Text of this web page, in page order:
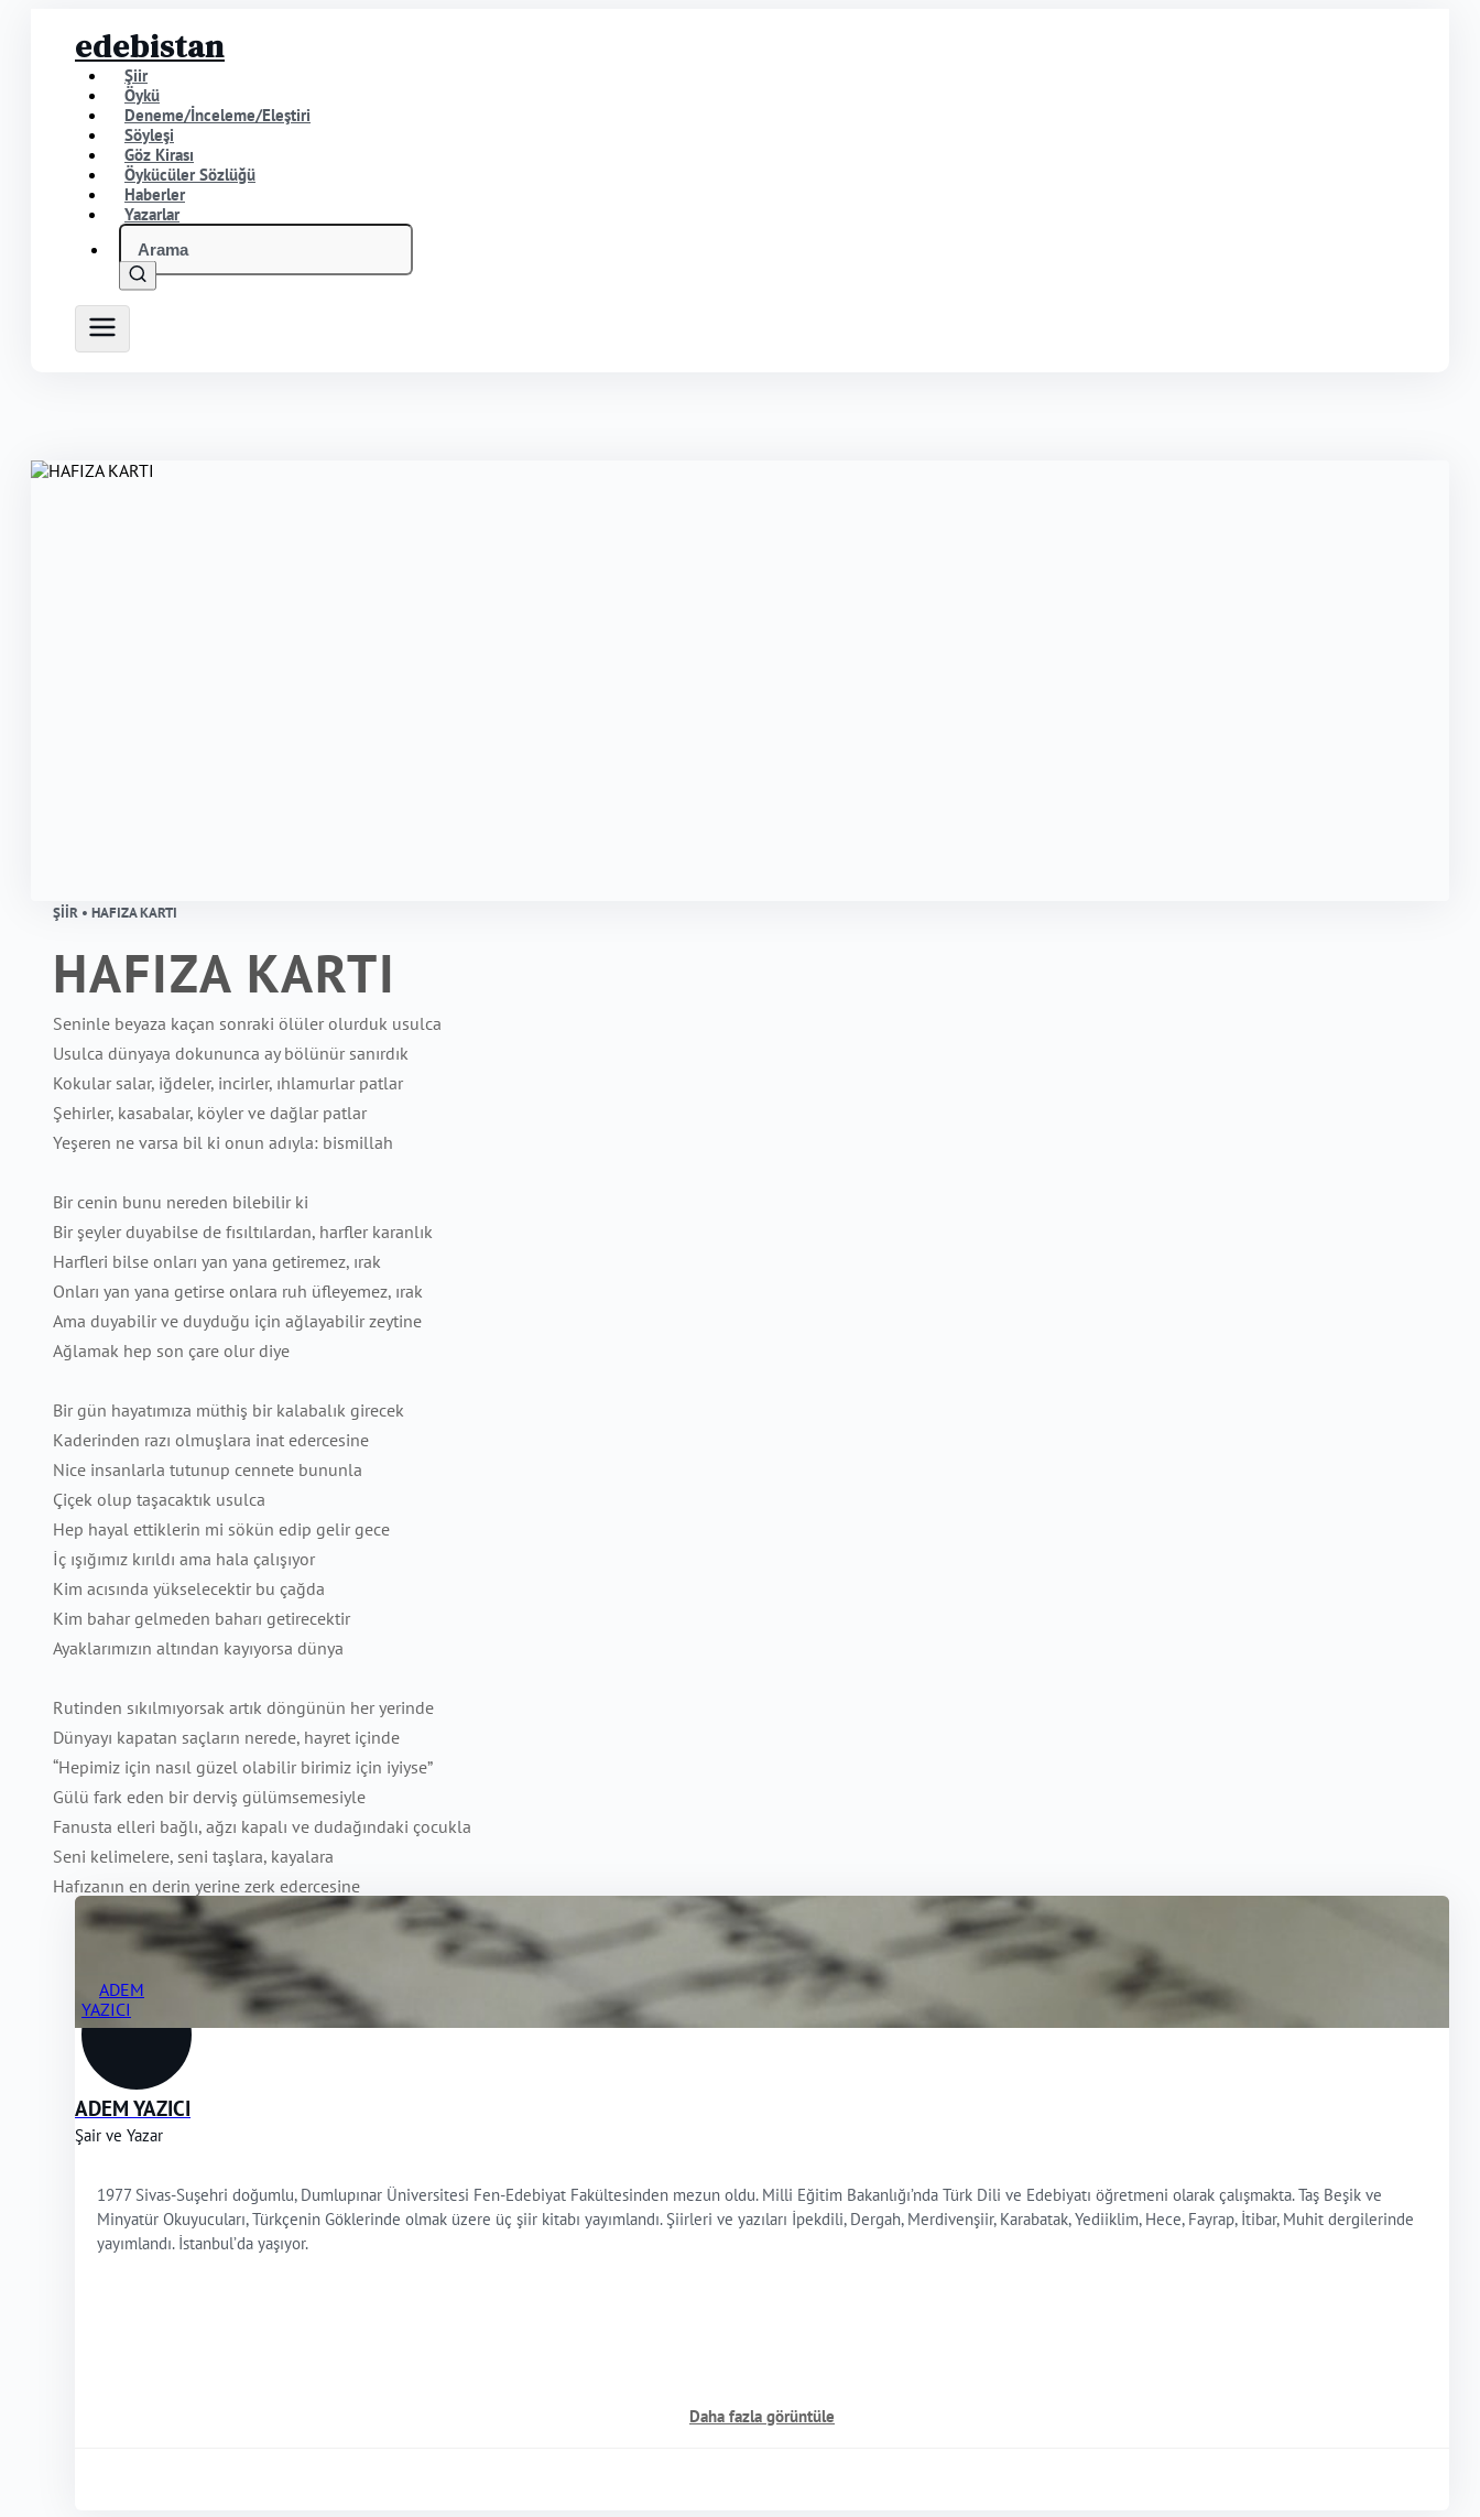
edebistan
Şiir
Öykü
Deneme/İnceleme/Eleştiri
Söyleşi
Göz Kirası
Öykücüler Sözlüğü
Haberler
Yazarlar
ŞIIR • HAFIZA KARTI
HAFIZA KARTI
Seninle beyaza kaçan sonraki ölüler olurduk usulca
Usulca dünyaya dokununca ay bölünür sanırdık
Kokular salar, iğdeler, incirler, ıhlamurlar patlar
Şehirler, kasabalar, köyler ve dağlar patlar
Yeşeren ne varsa bil ki onun adıyla: bismillah
Bir cenin bunu nereden bilebilir ki
Bir şeyler duyabilse de fısıltılardan, harfler karanlık
Harfleri bilse onları yan yana getiremez, ırak
Onları yan yana getirse onlara ruh üfleyemez, ırak
Ama duyabilir ve duyduğu için ağlayabilir zeytine
Ağlamak hep son çare olur diye
Bir gün hayatımıza müthiş bir kalabalık girecek
Kaderinden razı olmuşlara inat edercesine
Nice insanlarla tutunup cennete bununla
Çiçek olup taşacaktık usulca
Hep hayal ettiklerin mi sökün edip gelir gece
İç ışığımız kırıldı ama hala çalışıyor
Kim acısında yükselecektir bu çağda
Kim bahar gelmeden baharı getirecektir
Ayaklarımızın altından kayıyorsa dünya
Rutinden sıkılmıyorsak artık döngünün her yerinde
Dünyayı kapatan saçların nerede, hayret içinde
“Hepimiz için nasıl güzel olabilir birimiz için iyiyse”
Gülü fark eden bir derviş gülümsemesiyle
Fanusta elleri bağlı, ağzı kapalı ve dudağındaki çocukla
Seni kelimelere, seni taşlara, kayalara
Hafızanın en derin yerine zerk edercesine
ADEM YAZICI
Şair ve Yazar
1977 Sivas-Suşehri doğumlu, Dumlupınar Üniversitesi Fen-Edebiyat Fakültesinden mezun oldu. Milli Eğitim Bakanlığı’nda Türk Dili ve Edebiyatı öğretmeni olarak çalışmakta. Taş Beşik ve
Minyatür Okuyucuları, Türkçenin Göklerinde olmak üzere üç şiir kitabı yayımlandı. Şiirleri ve yazıları İpekdili, Dergah, Merdivenşiir, Karabatak, Yediiklim, Hece, Fayrap, İtibar, Muhit dergilerinde
yayımlandı. İstanbul’da yaşıyor.
Daha fazla görüntüle